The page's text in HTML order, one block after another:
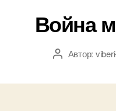
Война
АвторАвтор: